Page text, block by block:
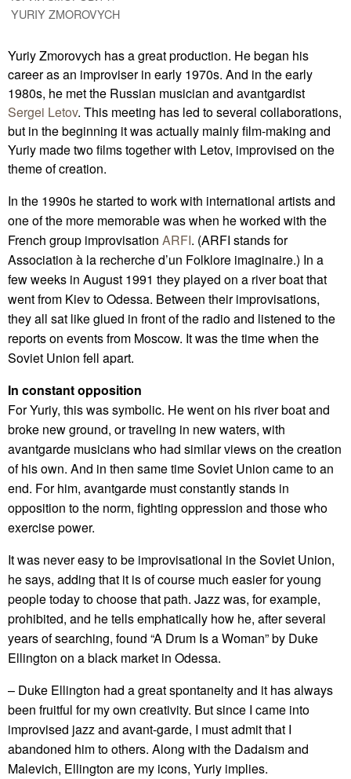
YURIY ZMOROVYCH
Yuriy Zmorovych has a great production. He began his
career as an improviser in early 1970s. And in the early
1980s, he met the Russian musician and avantgardist
Sergei Letov. This meeting has led to several collaborations,
but in the beginning it was actually mainly film-making and
Yuriy made two films together with Letov, improvised on the
theme of creation.
In the 1990s he started to work with international artists and
one of the more memorable was when he worked with the
French group improvisation ARFI. (ARFI stands for
Association à la recherche d’un Folklore imaginaire.) In a
few weeks in August 1991 they played on a river boat that
went from Kiev to Odessa. Between their improvisations,
they all sat like glued in front of the radio and listened to the
reports on events from Moscow. It was the time when the
Soviet Union fell apart.
In constant opposition
For Yuriy, this was symbolic. He went on his river boat and
broke new ground, or traveling in new waters, with
avantgarde musicians who had similar views on the creation
of his own. And in then same time Soviet Union came to an
end. For him, avantgarde must constantly stands in
opposition to the norm, fighting oppression and those who
exercise power.
It was never easy to be improvisational in the Soviet Union,
he says, adding that it is of course much easier for young
people today to choose that path. Jazz was, for example,
prohibited, and he tells emphatically how he, after several
years of searching, found “A Drum Is a Woman” by Duke
Ellington on a black market in Odessa.
– Duke Ellington had a great spontaneity and it has always
been fruitful for my own creativity. But since I came into
improvised jazz and avant-garde, I must admit that I
abandoned him to others. Along with the Dadaism and
Malevich, Ellington are my icons, Yuriy implies.